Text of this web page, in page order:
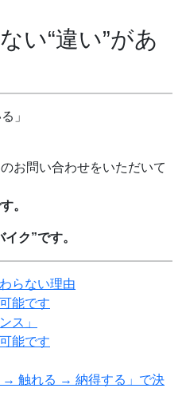
い“違い”があ
」
お問い合わせをいただいて
。
ク”です。
らない理由
能です
ス」
能です
→ 触れる → 納得する」で決